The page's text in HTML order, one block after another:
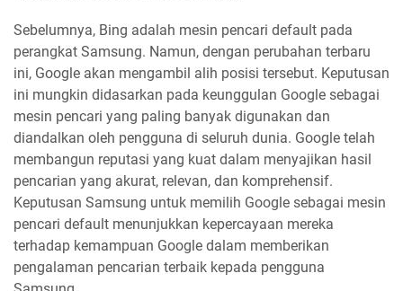
Sebelumnya, Bing adalah mesin pencari default pada
perangkat Samsung. Namun, dengan perubahan terbaru
ini, Google akan mengambil alih posisi tersebut. Keputusan
ini mungkin didasarkan pada keunggulan Google sebagai
mesin pencari yang paling banyak digunakan dan
diandalkan oleh pengguna di seluruh dunia. Google telah
membangun reputasi yang kuat dalam menyajikan hasil
pencarian yang akurat, relevan, dan komprehensif.
Keputusan Samsung untuk memilih Google sebagai mesin
pencari default menunjukkan kepercayaan mereka
terhadap kemampuan Google dalam memberikan
pengalaman pencarian terbaik kepada pengguna